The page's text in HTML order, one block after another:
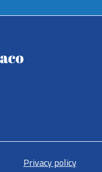
Privacy policy